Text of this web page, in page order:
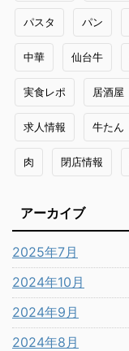
パスタ パン
中華 仙台牛
実食レポ 居酒屋
求人情報 牛たん
肉 閉店情報
アーカイブ
2025年7月
2024年10月
2024年9月
2024年8月